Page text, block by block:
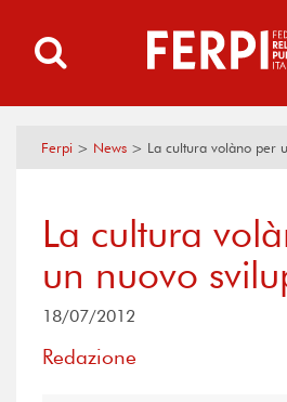
Ferpi > News > La cultura volàno per
La cultura
un nuovo
18/07/2012
Redazione